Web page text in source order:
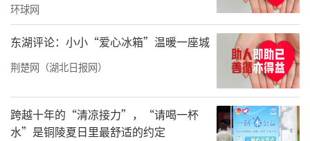
环球网
东湖评论：小小“爱心冰箱”温暖一座城
荆楚网（湖北日报网）
跨越十年的“清凉接力”，“请喝一杯
水”是铜陵夏日里最舒适的约定